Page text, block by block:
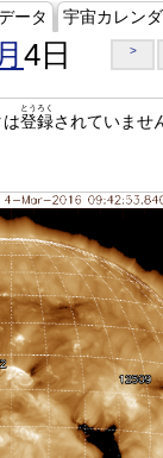
ータ 宇宙カレン
4日 >
登録
とうろく
されていませ